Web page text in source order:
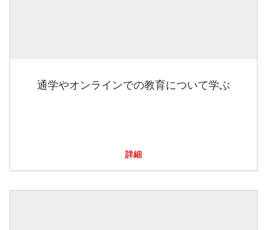
通学やオンラインでの教育について学ぶ
詳細